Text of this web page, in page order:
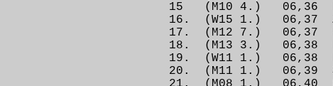
15 (M10 4.) 06,36
16. (W15 1.)
17. (M12 7.) 06,37
18. (M13 3.)
19. (W11 1.)
20. (M11 1.)